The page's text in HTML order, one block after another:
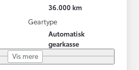
36.000 km
Geartype
Automatisk
gearkasse
Vis mere